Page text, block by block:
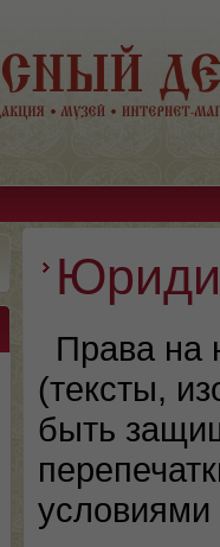
Права на
(тексты,
быть
условиями